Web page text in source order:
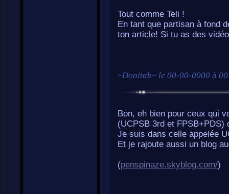
Tout comme Teli !
En tant que partisan à fond
ton article! Si tu as des
~Donitab~ le 00-00-0000 à
Bon, eh bien pour ceux qui
(UCPSB 3rd et
Je suis dans celle appelée
Et je rajoute aussi un blog
(penspinaze.skyblog.com/)